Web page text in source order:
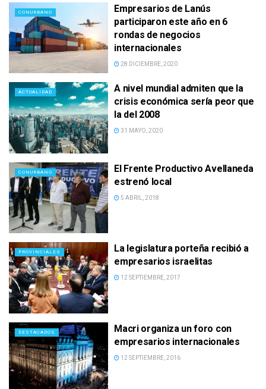
CONURBANO
Empresarios de Lanús
participaron este año en 6
rondas de negocios
internacionales
28 DICIEMBRE, 2020
ACTUALIDAD
A nivel mundial admiten que la
crisis económica sería peor que
la del 2008
31 MAYO, 2020
CONURBANO
El Frente Productivo Avellaneda
estrenó local
5 ABRIL, 2018
PROVINCIALES
La legislatura porteña recibió a
empresarios israelitas
12 SEPTIEMBRE, 2017
DESTACADOS
Macri organiza un foro con
empresarios internacionales
12 SEPTIEMBRE, 2016